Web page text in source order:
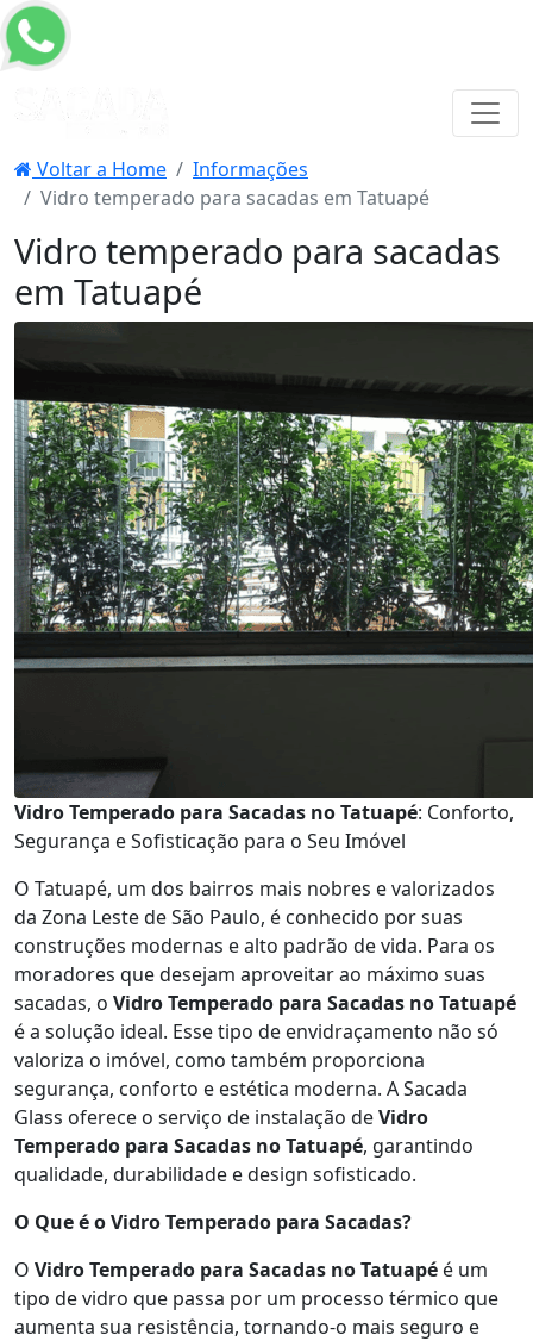
Voltar a Home
Informações
Vidro temperado para sacadas em Tatuapé
Vidro temperado para sacadas
em Tatuapé
Vidro Temperado para Sacadas no Tatuapé: Conforto,
Segurança e Sofisticação para o Seu Imóvel
O Tatuapé, um dos bairros mais nobres e valorizados
da Zona Leste de São Paulo, é conhecido por suas
construções modernas e alto padrão de vida. Para os
moradores que desejam aproveitar ao máximo suas
sacadas, o Vidro Temperado para Sacadas no Tatuapé
é a solução ideal. Esse tipo de envidraçamento não só
valoriza o imóvel, como também proporciona
segurança, conforto e estética moderna. A Sacada
Glass oferece o serviço de instalação deVidro
Temperado para Sacadas no Tatuapé, garantindo
qualidade, durabilidade e design sofisticado.
O Que é o Vidro Temperado para Sacadas?
O Vidro Temperado para Sacadas no Tatuapé é um
tipo de vidro que passa por um processo térmico que
aumenta sua resistência, tornando-o mais seguro e